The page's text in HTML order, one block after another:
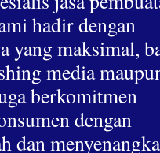
hadir dengan
yang maksimal,
media
berkomitmen
dengan
dan